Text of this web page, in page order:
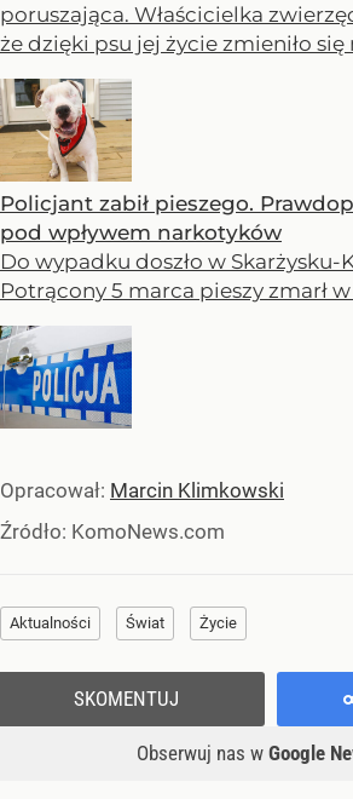
poruszająca. Właścicielka
że dzięki psu jej życie zmieniło się
Policjant zabił pieszego.
pod wpływem narkotyków
Do wypadku doszło w Skarżysku-
Potrącony 5 marca pieszy zmarł
Opracował: Marcin Klimkowski
Źródło: KomoNews.com
Aktualności Świat Życie
Obserwuj nas w Google
SKOMENTUJ